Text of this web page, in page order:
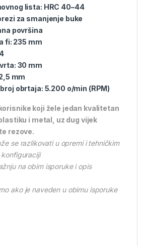
lista: HRC 40–44
za smanjenje buke
površina
fi: 235 mm
30 mm
mm
obrtaja: 5.200 o/min (RPM)
koji žele jedan kvalitetan
i metal, uz dug vijek
rezove.
se razlikovati u opremi i tehničkim
na obim isporuke i opis
ako je naveden u obimu isporuke